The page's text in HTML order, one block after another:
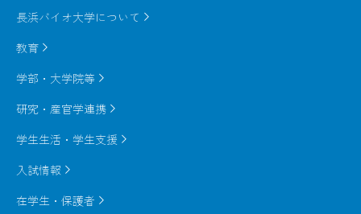
長浜バイオ大学について
研究・産官学連携
教育
学生生活・学生支援
学部・大学院等
入試情報
在学生・保護者